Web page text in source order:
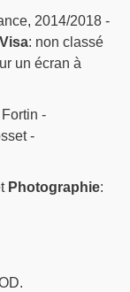
2014/2018 -
Visa: non classé
un écran à
Fortin -
-
Photographie: